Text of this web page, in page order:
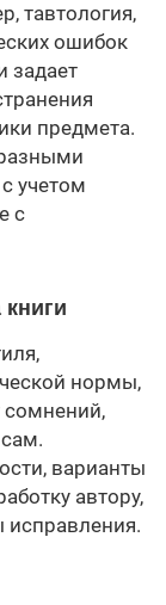
тавтология,
ошибок
задает
предмета.
учетом
с
книги
нормы,
сомнений,
варианты
автору,
исправления.